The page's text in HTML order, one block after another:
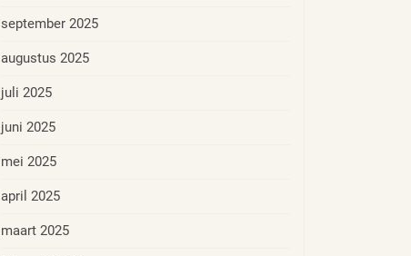
september 2025
augustus 2025
juli 2025
juni 2025
mei 2025
april 2025
maart 2025